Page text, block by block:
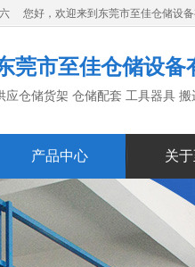
您好，欢迎来到东莞市至佳仓储设备
莞市至佳仓储设备
应仓储货架 仓储配套 工具器具 搬
产品中心 关